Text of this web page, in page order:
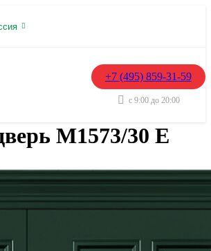
+7 (495) 859-31-59
с 9:00 до 20:00
М1573/30 Е